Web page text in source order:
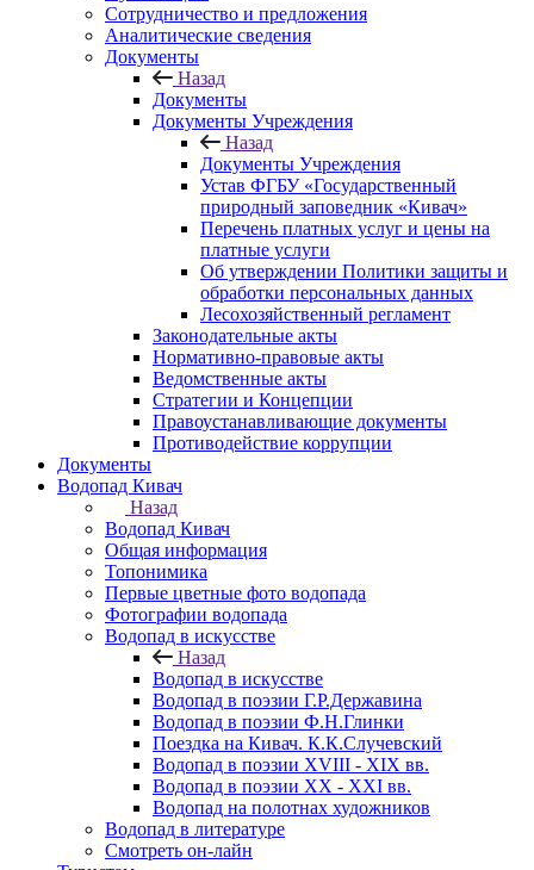
Сотрудничество и предложения
Аналитические сведения
Документы
Назад
Документы
Документы Учреждения
Назад
Документы Учреждения
Устав ФГБУ «Государственный
природный заповедник «Кивач»
Перечень платных услуг и цены на
платные услуги
Об утверждении Политики защиты и
обработки персональных данных
Лесохозяйственный регламент
Законодательные акты
Нормативно-правовые акты
Ведомственные акты
Стратегии и Концепции
Правоустанавливающие документы
Противодействие коррупции
Документы
Водопад Кивач
Назад
Водопад Кивач
Общая информация
Топонимика
Первые цветные фото водопада
Фотографии водопада
Водопад в искусстве
Назад
Водопад в искусстве
Водопад в поэзии Г.Р.Державина
Водопад в поэзии Ф.Н.Глинки
Поездка на Кивач. К.К.Случевский
Водопад в поэзии XVIII - XIX вв.
Водопад в поэзии XX - XXI вв.
Водопад на полотнах художников
Водопад в литературе
Смотреть он-лайн